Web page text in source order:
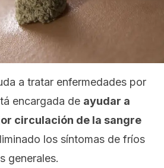
a tratar enfermedades por
encargada de ayudar a
circulación de la sangre
los síntomas de fríos
generales.